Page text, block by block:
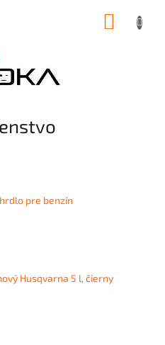
pre benzín
Husqvarna 5 l, čierny